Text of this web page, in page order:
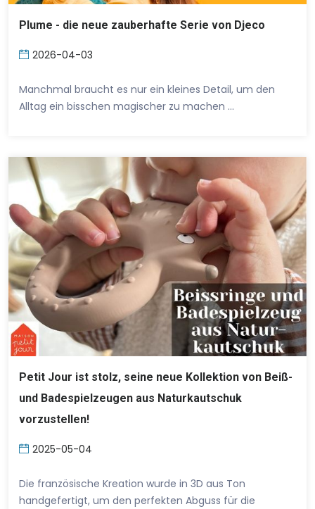
Plume - die neue zauberhafte Serie von Djeco
2026-04-03
Manchmal braucht es nur ein kleines Detail, um den
Alltag ein bisschen magischer zu machen …
Petit Jour ist stolz, seine neue Kollektion von Beiß-
und Badespielzeugen aus Naturkautschuk
vorzustellen!
2025-05-04
Die französische Kreation wurde in 3D aus Ton
handgefertigt, um den perfekten Abguss für die